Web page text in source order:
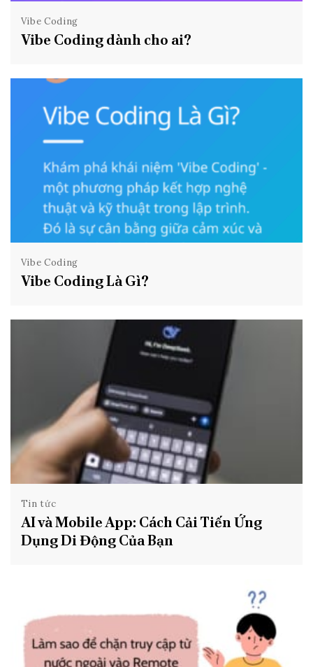
Vibe Coding
Vibe Coding dành cho ai?
Vibe Coding
Vibe Coding Là Gì?
Tin tức
AI và Mobile App: Cách Cải Tiến Ứng
Dụng Di Động Của Bạn